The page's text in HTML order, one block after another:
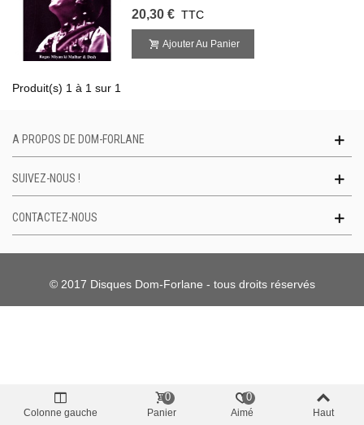
20,30 € TTC
Ajouter Au Panier
Produit(s) 1 à 1 sur 1
A PROPOS DE DOM-FORLANE
SUIVEZ-NOUS !
CONTACTEZ-NOUS
© 2017 Disques Dom-Forlane - tous droits réservés
Colonne gauche Panier
0
Aimé
0
Haut